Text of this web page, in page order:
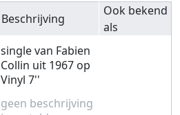
Beschrijving
Ook bekend
als
single van Fabien
Collin uit 1967 op
Vinyl 7''
geen beschrijving